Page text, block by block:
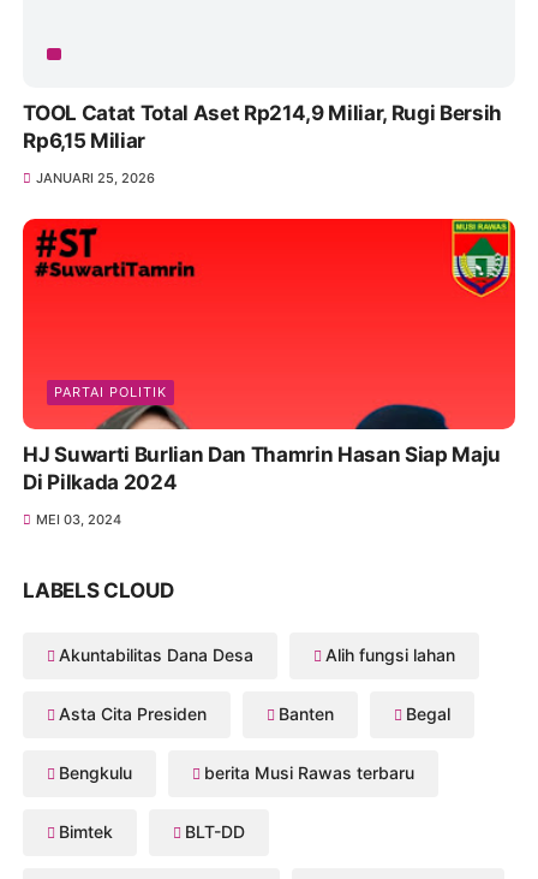
TOOL Catat Total Aset Rp214,9 Miliar, Rugi Bersih
Rp6,15 Miliar
JANUARI 25, 2026
PARTAI POLITIK
HJ Suwarti Burlian Dan Thamrin Hasan Siap Maju
Di Pilkada 2024
MEI 03, 2024
LABELS CLOUD
Akuntabilitas Dana Desa Alih fungsi lahan
Asta Cita Presiden Banten Begal
Bengkulu berita Musi Rawas terbaru
Bimtek BLT-DD